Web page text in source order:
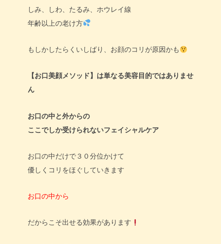
しみ、しわ、たるみ、ホウレイ線
年齢以上の老け方
もしかしたらくいしばり、お顔のコリが原因かも
【お口美顔メソッド】は単なる美容目的ではありませ
ん
お口の中と外からの
ここでしか受けられないフェイシャルケア
お口の中だけで３０分位かけて
優しくコリをほぐしていきます
お口の中から
だからこそ出せる効果があります